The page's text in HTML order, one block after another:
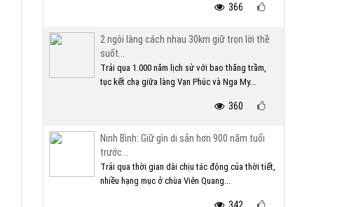
366
2 ngôi làng cách nhau 30km giữ trọn lời thề
suốt...
Trải qua 1.000 năm lịch sử với bao thăng trầm,
tục kết chạ giữa làng Vạn Phúc và Nga My...
360
Ninh Bình: Giữ gìn di sản hơn 900 năm tuổi
trước...
Trải qua thời gian dài chịu tác động của thời tiết,
nhiều hạng mục ở chùa Viên Quang...